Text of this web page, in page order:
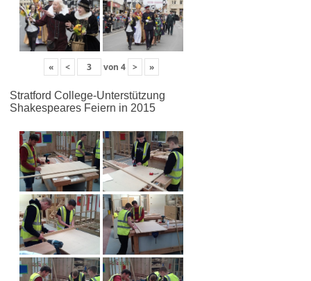
« < von 4 > »
Stratford College-Unterstützung
Shakespeares Feiern in 2015